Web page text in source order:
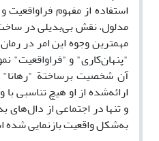
استفاده از مفهوم فراواقعیت
مدلول، نقش بی‌بدیلی در
مهمترین وجوه این امر در
"پنهان‌کاری" و "فراواقعیت"
آن شخصیت برساختة
ارائه‌شده از او هیچ تناسبی
و تنها در اجتماعی از دال‌های
به‌شکل واقعیت بازنمایی